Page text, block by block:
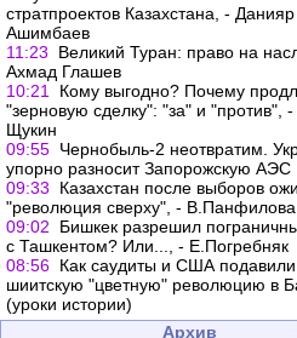
стратпроектов Казахстана, - Данияр
Ашимбаев
11:23
Великий Туран: право на
Ахмад Глашев
10:21
Кому выгодно? Почему
"зерновую сделку": "за" и "против",
Щукин
09:55 Чернобыль-2 неотвратим.
упорно разносит Запорожскую АЭС
09:33
Казахстан после выборов
"революция сверху", - В.Панфилова
09:02
Бишкек разрешил
с Ташкентом? Или..., - Е.Погребняк
08:56 Как саудиты и США подавили
шиитскую "цветную" революцию в
(уроки истории)
Архив